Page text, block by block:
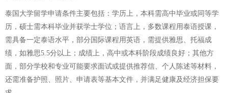
泰国大学留学申请条件主要包括：学历上，本科需高中毕业或同等学
历，硕士需本科毕业并获学士学位；语言上，多数课程用泰语授课，
需具备一定泰语水平，部分国际课程用英语，需提供雅思、托福成
绩，如雅思5.5分以上；成绩上，高中或本科阶段成绩良好；其他方
面，部分学校和专业可能要求面试或提供推荐信、个人陈述等材料，
还需准备护照、照片、申请表等基本文件，并满足健康及经济担保要